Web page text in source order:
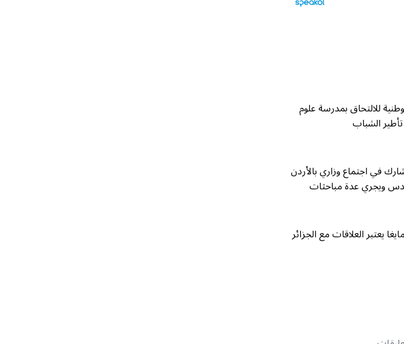
للالتحاق بمدرسة علوم
الشباب
في اجتماع وزاري بالأردن
ويجري عدة مباحثات
يعتبر العلاقات مع الجزائر